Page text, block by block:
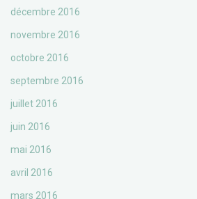
décembre 2016
novembre 2016
octobre 2016
septembre 2016
juillet 2016
juin 2016
mai 2016
avril 2016
mars 2016